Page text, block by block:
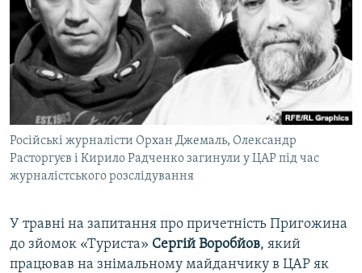
Російські журналісти Орхан Джемаль, Олександр
Расторгуєв і Кирило Радченко загинули у ЦАР під час
журналістського розслідування
У травні на запитання про причетність Пригожина
до зйомок «Туриста» Сергій Воробйов, який
працював на знімальному майданчику в ЦАР як